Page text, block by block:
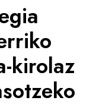
kirolaz